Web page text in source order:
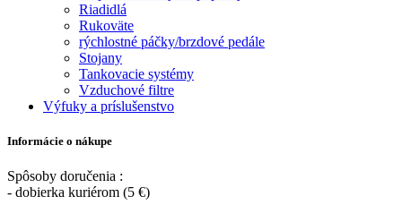
Riadidlá
Rukoväte
rýchlostné páčky/brzdové pedále
Stojany
Tankovacie systémy
Vzduchové filtre
Výfuky a príslušenstvo
Informácie o nákupe
Spôsoby doručenia :
- dobierka kuriérom (5 €)